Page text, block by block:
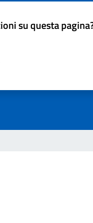
su questa